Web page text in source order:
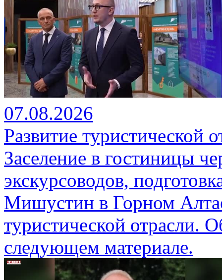
07.08.2026
Развитие туристической
Заселение в гостиницы
экскурсоводов,
Мишустин в Горном
туристической отрасли.
следующем материале.